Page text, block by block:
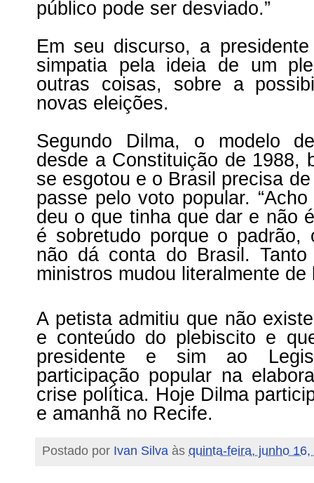
público pode ser desviado.”
Em seu discurso, a
simpatia pela ideia de um
outras coisas, sobre a
novas eleições.
Segundo Dilma, o modelo
desde a Constituição de 1988,
se esgotou e o Brasil precisa
passe pelo voto popular.
deu o que tinha que dar e não
é sobretudo porque o
não dá conta do Brasil.
ministros mudou literalmente de
A petista admitiu que não
e conteúdo do plebiscito e
presidente e sim ao
participação popular na
crise política. Hoje Dilma
e amanhã no Recife.
Postado por Ivan Silva às quinta-feira, junho 16,